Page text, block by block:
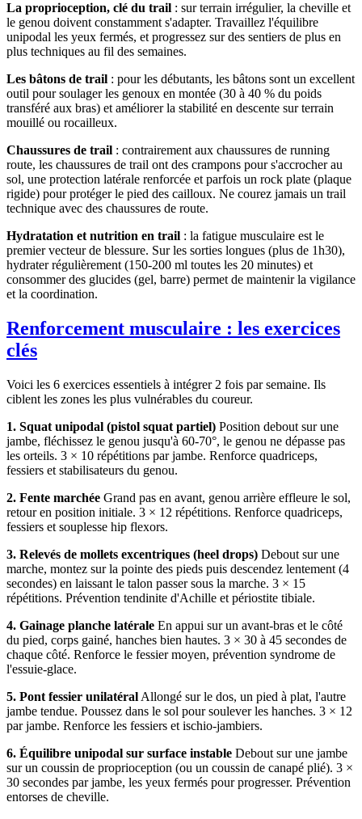
La proprioception, clé du trail : sur terrain irrégulier, la cheville et
le genou doivent constamment s'adapter. Travaillez l'équilibre
unipodal les yeux fermés, et progressez sur des sentiers de plus en
plus techniques au fil des semaines.
Les bâtons de trail : pour les débutants, les bâtons sont un excellent
outil pour soulager les genoux en montée (30 à 40 % du poids
transféré aux bras) et améliorer la stabilité en descente sur terrain
mouillé ou rocailleux.
Chaussures de trail : contrairement aux chaussures de running
route, les chaussures de trail ont des crampons pour s'accrocher au
sol, une protection latérale renforcée et parfois un rock plate (plaque
rigide) pour protéger le pied des cailloux. Ne courez jamais un trail
technique avec des chaussures de route.
Hydratation et nutrition en trail : la fatigue musculaire est le
premier vecteur de blessure. Sur les sorties longues (plus de 1h30),
hydrater régulièrement (150-200 ml toutes les 20 minutes) et
consommer des glucides (gel, barre) permet de maintenir la vigilance
et la coordination.
Renforcement musculaire : les exercices
clés
Voici les 6 exercices essentiels à intégrer 2 fois par semaine. Ils
ciblent les zones les plus vulnérables du coureur.
1. Squat unipodal (pistol squat partiel) Position debout sur une
jambe, fléchissez le genou jusqu'à 60-70°, le genou ne dépasse pas
les orteils. 3 × 10 répétitions par jambe. Renforce quadriceps,
fessiers et stabilisateurs du genou.
2. Fente marchée Grand pas en avant, genou arrière effleure le sol,
retour en position initiale. 3 × 12 répétitions. Renforce quadriceps,
fessiers et souplesse hip flexors.
3. Relevés de mollets excentriques (heel drops) Debout sur une
marche, montez sur la pointe des pieds puis descendez lentement (4
secondes) en laissant le talon passer sous la marche. 3 × 15
répétitions. Prévention tendinite d'Achille et périostite tibiale.
4. Gainage planche latérale En appui sur un avant-bras et le côté
du pied, corps gainé, hanches bien hautes. 3 × 30 à 45 secondes de
chaque côté. Renforce le fessier moyen, prévention syndrome de
l'essuie-glace.
5. Pont fessier unilatéral Allongé sur le dos, un pied à plat, l'autre
jambe tendue. Poussez dans le sol pour soulever les hanches. 3 × 12
par jambe. Renforce les fessiers et ischio-jambiers.
6. Équilibre unipodal sur surface instable Debout sur une jambe
sur un coussin de proprioception (ou un coussin de canapé plié). 3 ×
30 secondes par jambe, les yeux fermés pour progresser. Prévention
entorses de cheville.